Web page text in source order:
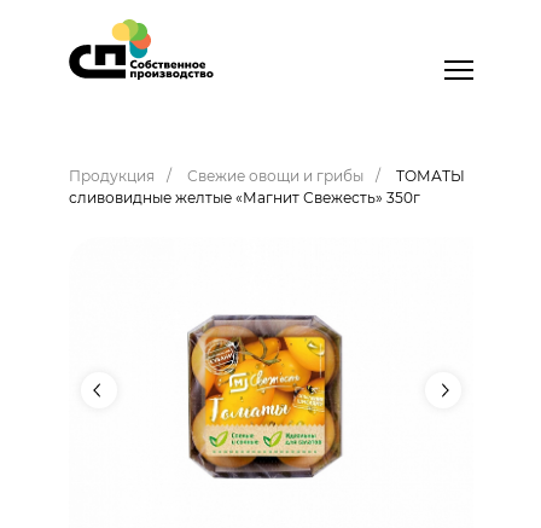
Продукция Свежие овощи и грибы
ТОМАТЫ
сливовидные желтые «Магнит Свежесть» 350г